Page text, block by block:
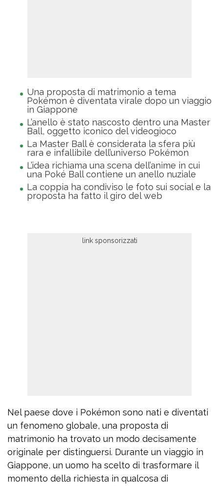
Una proposta di matrimonio a tema
Pokémon è diventata virale dopo un viaggio
in Giappone
L’anello è stato nascosto dentro una Master
Ball, oggetto iconico del videogioco
La Master Ball è considerata la sfera più
rara e infallibile dell’universo Pokémon
L’idea richiama una scena dell’anime in cui
una Poké Ball contiene un anello nuziale
La coppia ha condiviso le foto sui social e la
proposta ha fatto il giro del web
Nel paese dove i Pokémon sono nati e diventati
un fenomeno globale, una proposta di
matrimonio ha trovato un modo decisamente
originale per distinguersi. Durante un viaggio in
Giappone, un uomo ha scelto di trasformare il
momento della richiesta in qualcosa di